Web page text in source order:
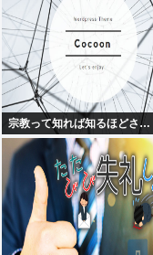
宗教って知れば知るほどさ…